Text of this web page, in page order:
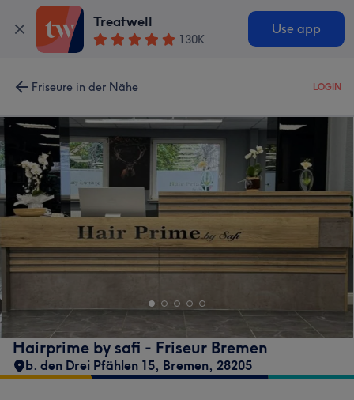
Treatwell
130K
Use app
Friseure in der Nähe LOGIN
Hairprime by safi - Friseur Bremen
b. den Drei Pfählen 15, Bremen, 28205